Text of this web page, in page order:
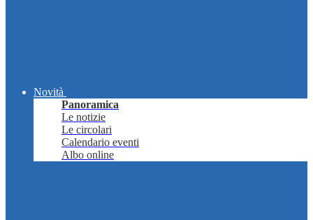
Novità
Panoramica
Le notizie
Le circolari
Calendario eventi
Albo online